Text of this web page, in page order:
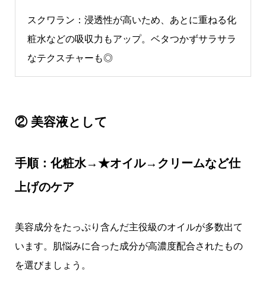
スクワラン：浸透性が高いため、あとに重ねる化
粧水などの吸収力もアップ。ベタつかずサラサラ
なテクスチャーも◎
② 美容液として
手順：化粧水→★オイル→クリームなど仕
上げのケア
美容成分をたっぷり含んだ主役級のオイルが多数出て
います。肌悩みに合った成分が高濃度配合されたもの
を選びましょう。